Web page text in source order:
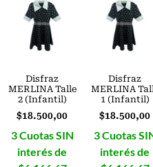
Disfraz
MERLINA Talle
2 (Infantil)
$18.500,00
3 Cuotas SIN
interés de
Disfraz
MERLINA
1 (Infantil)
$18.500,00
3 Cuotas
interés de